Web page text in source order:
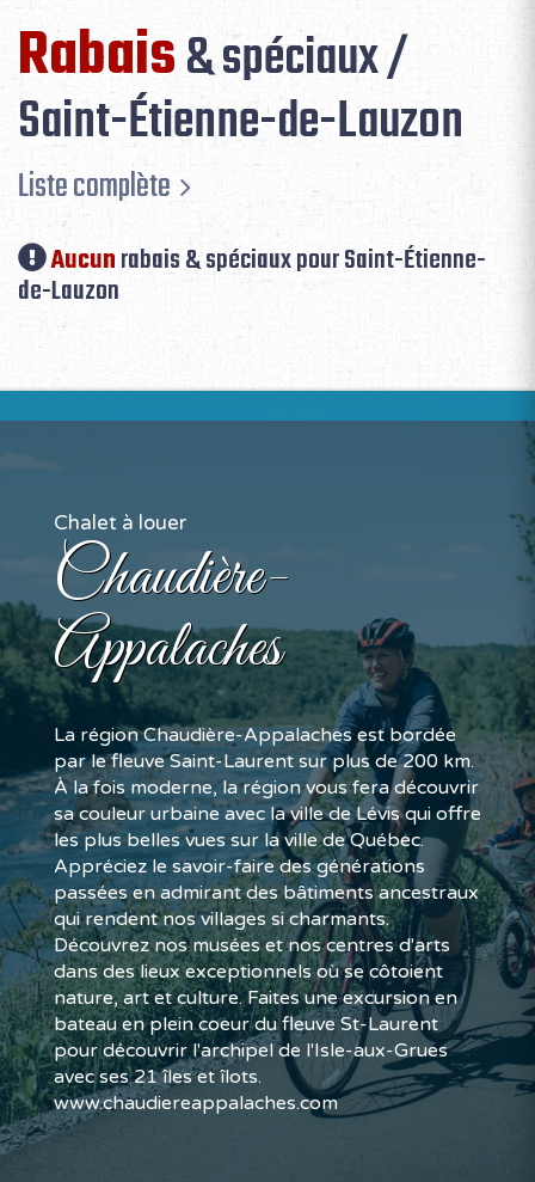
Rabais& spéciaux /
Saint-Étienne-de-Lauzon
Liste complète
Aucunrabais & spéciaux pour Saint-Étienne-
de-Lauzon
Chalet à louer
Chaudière-
Appalaches
La région Chaudière-Appalaches est bordée
par le fleuve Saint-Laurent sur plus de 200 km.
À la fois moderne, la région vous fera découvrir
sa couleur urbaine avec la ville de Lévis qui offre
les plus belles vues sur la ville de Québec.
Appréciez le savoir-faire des générations
passées en admirant des bâtiments ancestraux
qui rendent nos villages si charmants.
Découvrez nos musées et nos centres d'arts
dans des lieux exceptionnels où se côtoient
nature, art et culture. Faites une excursion en
bateau en plein coeur du fleuve St-Laurent
pour découvrir l'archipel de l'Isle-aux-Grues
avec ses 21 îles et îlots.
www.chaudiereappalaches.com